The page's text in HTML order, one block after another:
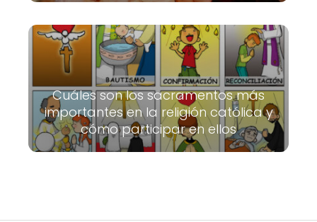
Cuáles son los sacramentos más
importantes en la religión católica y
cómo participar en ellos